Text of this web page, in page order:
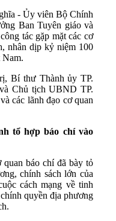
- Ủy viên Bộ Chính
Ban Tuyên giáo và
tác gặp mặt các cơ
nhân dịp kỷ niệm 100
Nam.
Bí thư Thành ủy TP.
Chủ tịch UBND TP.
các lãnh đạo cơ quan
tổ hợp báo chí vào
quan báo chí đã bày tỏ
chính sách lớn của
cách mạng về tinh
quyền địa phương